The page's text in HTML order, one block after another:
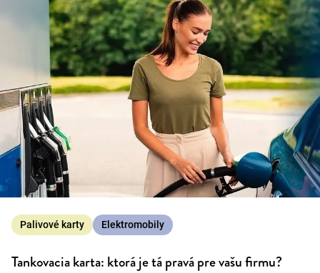
Palivové karty Elektromobily
Tankovacia karta: ktorá je tá pravá pre vašu firmu?